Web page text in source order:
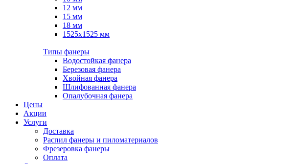
12 мм
15 мм
18 мм
1525х1525 мм
Типы фанеры
Водостойкая фанера
Березовая фанера
Хвойная фанера
Шлифованная фанера
Опалубочная фанера
Цены
Акции
Услуги
Доставка
Распил фанеры и пиломатериалов
Фрезеровка фанеры
Оплата